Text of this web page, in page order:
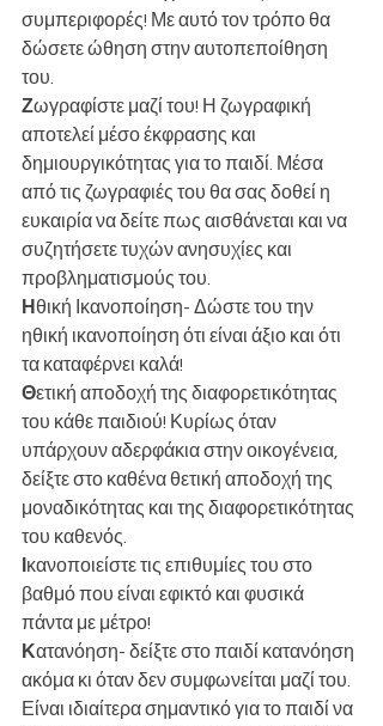
συμπεριφορές! Με αυτό τον τρόπο θα
δώσετε ώθηση στην αυτοπεποίθηση
του.
Ζωγραφίστε μαζί του! Η ζωγραφική
αποτελεί μέσο έκφρασης και
δημιουργικότητας για το παιδί. Μέσα
από τις ζωγραφιές του θα σας δοθεί η
ευκαιρία να δείτε πως αισθάνεται και να
συζητήσετε τυχών ανησυχίες και
προβληματισμούς του.
Ηθική Ικανοποίηση- Δώστε του την
ηθική ικανοποίηση ότι είναι άξιο και ότι
τα καταφέρνει καλά!
Θετική αποδοχή της διαφορετικότητας
του κάθε παιδιού! Κυρίως όταν
υπάρχουν αδερφάκια στην οικογένεια,
δείξτε στο καθένα θετική αποδοχή της
μοναδικότητας και της διαφορετικότητας
του καθενός.
κανοποιείστε τις επιθυμίες του στο
βαθμό που είναι εφικτό και φυσικά
πάντα με μέτρο!
Κατανόηση- δείξτε στο παιδί κατανόηση
ακόμα κι όταν δεν συμφωνείται μαζί του.
Είναι ιδιαίτερα σημαντικό για το παιδί να